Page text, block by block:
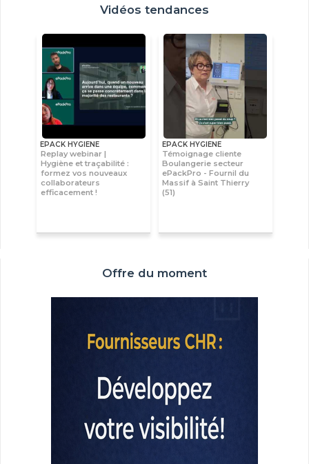
Vidéos tendances
EPACK HYGIENE
Replay webinar |
Hygiène et traçabilité :
formez vos nouveaux
collaborateurs
efficacement !
EPACK HYGIENE
Témoignage cliente
Boulangerie secteur
ePackPro - Fournil du
Massif à Saint Thierry
(51)
Offre du moment